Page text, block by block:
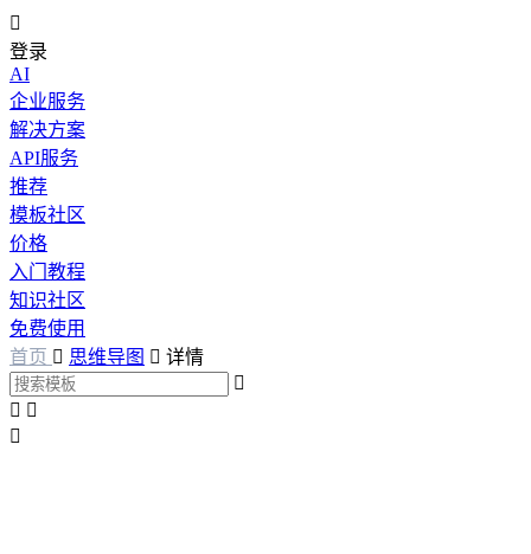

登录
AI
企业服务
解决方案
API服务
推荐
模板社区
价格
入门教程
知识社区
免费使用
首页  思维导图  详情

 
